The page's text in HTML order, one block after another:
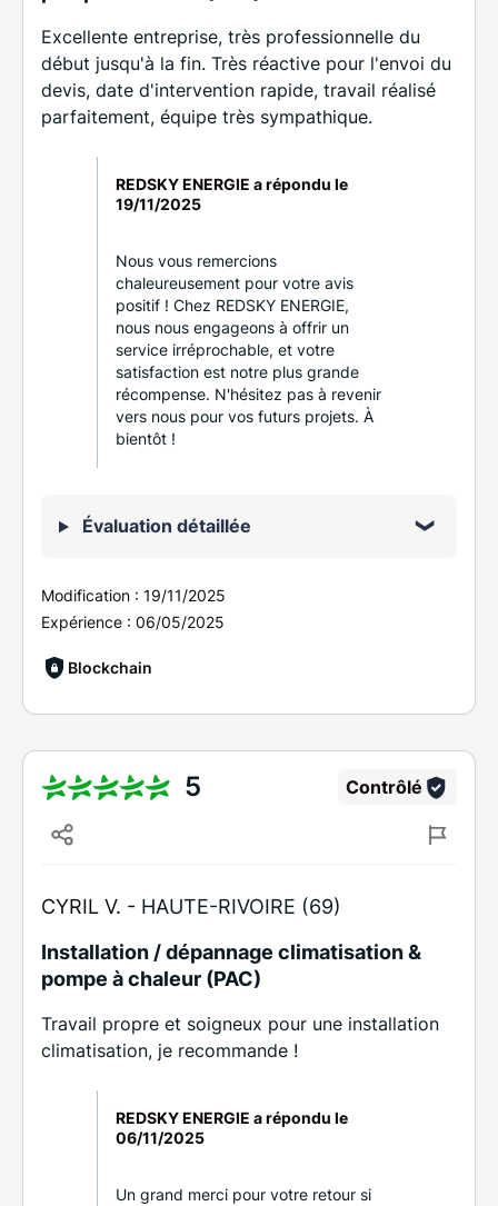
Excellente entreprise, très professionnelle du
début jusqu'à la fin. Très réactive pour l'envoi du
devis, date d'intervention rapide, travail réalisé
parfaitement, équipe très sympathique.
REDSKY ENERGIE a répondu le
19/11/2025
Nous vous remercions
chaleureusement pour votre avis
positif ! Chez REDSKY ENERGIE,
nous nous engageons à offrir un
service irréprochable, et votre
satisfaction est notre plus grande
récompense. N'hésitez pas à revenir
vers nous pour vos futurs projets. À
bientôt !
Évaluation détaillée
Modification : 19/11/2025
Expérience : 06/05/2025
Blockchain
5 Contrôlé
CYRIL V. - HAUTE-RIVOIRE (69)
Installation / dépannage climatisation &
pompe à chaleur (PAC)
Travail propre et soigneux pour une installation
climatisation, je recommande !
REDSKY ENERGIE a répondu le
06/11/2025
Un grand merci pour votre retour si